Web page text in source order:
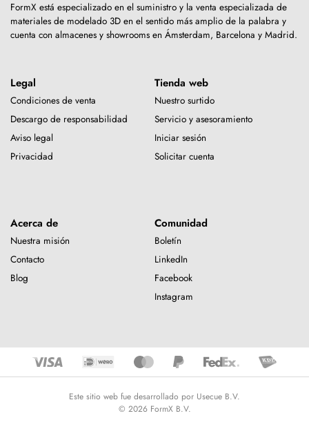
FormX está especializado en el suministro y la venta especializada de
materiales de modelado 3D en el sentido más amplio de la palabra y
cuenta con almacenes y showrooms en Ámsterdam, Barcelona y Madrid.
Legal
Condiciones de venta
Descargo de responsabilidad
Aviso legal
Privacidad
Tienda web
Nuestro surtido
Servicio y asesoramiento
Iniciar sesión
Solicitar cuenta
Acerca de
Nuestra misión
Contacto
Blog
Comunidad
Boletín
LinkedIn
Facebook
Instagram
Este sitio web fue desarrollado por Usecue B.V.
© 2026 FormX B.V.